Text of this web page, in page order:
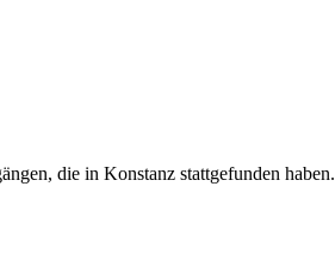
die in Konstanz stattgefunden haben.